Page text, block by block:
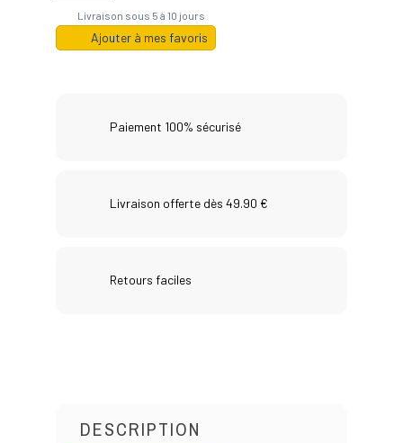
Livraison sous 5 à 10 jours
Ajouter à mes favoris
Paiement 100% sécurisé
Livraison offerte dès 49.90 €
Retours faciles
DESCRIPTION